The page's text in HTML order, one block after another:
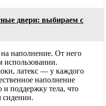
двери: выбираем с
наполнение. От него
использовании.
латекс — у каждого
наполнение
и поддержку тела, что
сидении.